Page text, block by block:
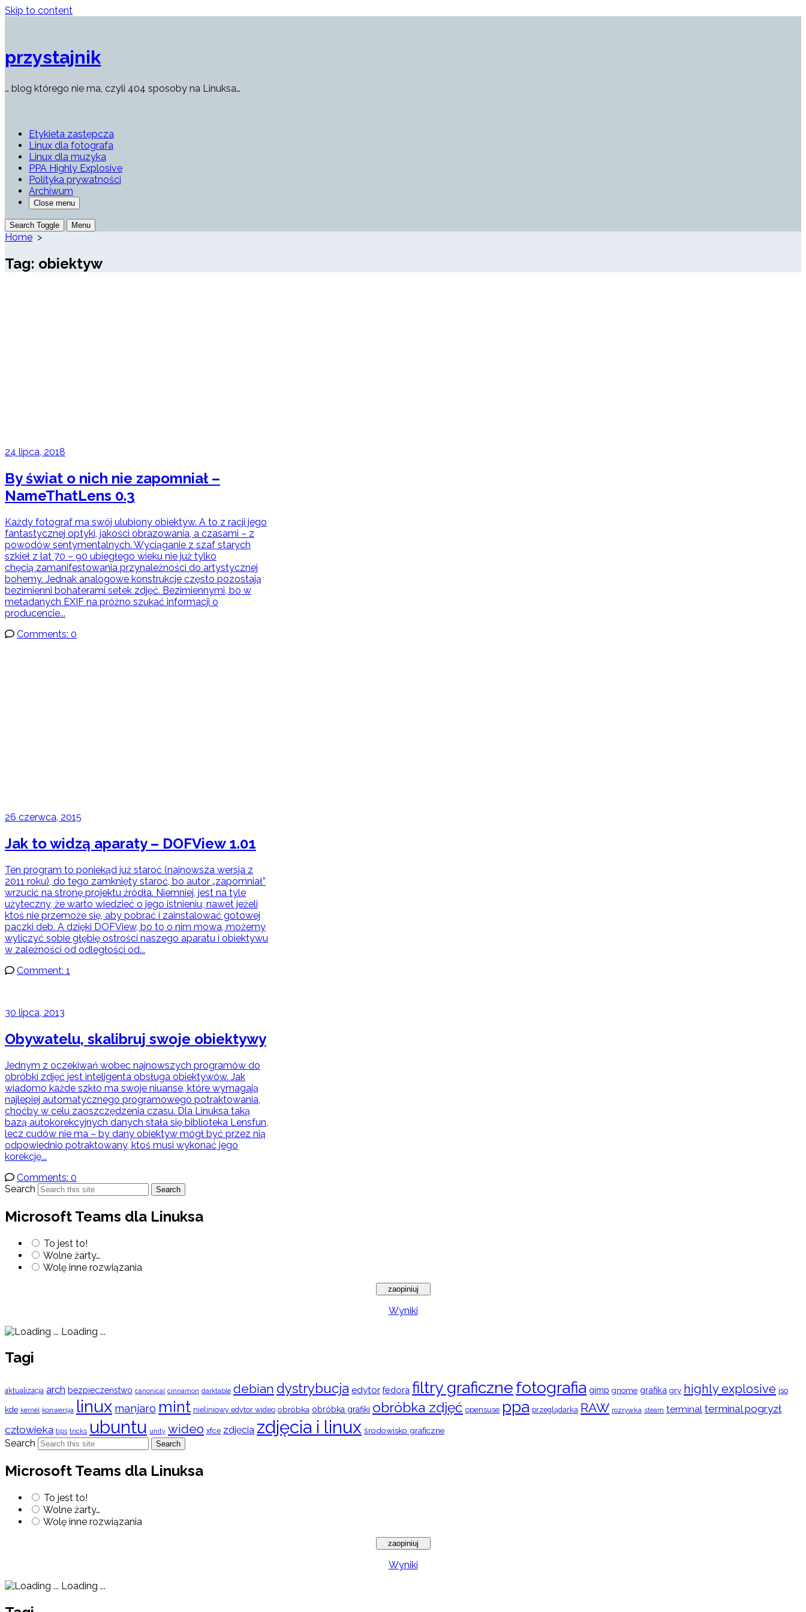
Skip to content
przystajnik
… blog którego nie ma, czyli 404 sposoby na Linuksa…
Etykieta zastępcza
Linux dla fotografa
Linux dla muzyka
PPA Highly Explosive
Polityka prywatności
Archiwum
Close menu
Search Toggle Menu
Home >
Tag: obiektyw
24 lipca, 2018
By świat o nich nie zapomniał –
NameThatLens 0.3
Każdy fotograf ma swój ulubiony obiektyw. A to z racji jego
fantastycznej optyki, jakości obrazowania, a czasami – z
powodów sentymentalnych. Wyciąganie z szaf starych
szkieł z lat 70 – 90 ubiegłego wieku nie już tylko
chęcią zamanifestowania przynależności do artystycznej
bohemy. Jednak analogowe konstrukcje często pozostają
bezimienni bohaterami setek zdjęć. Bezimiennymi, bo w
metadanych EXIF na próżno szukać informacji o
producencie...
Comments: 0
26 czerwca, 2015
Jak to widzą aparaty – DOFView 1.01
Ten program to poniekąd już staroć (najnowsza wersja z
2011 roku), do tego zamknięty staroć, bo autor „zapomniał”
wrzucić na stronę projektu źródła. Niemniej, jest na tyle
użyteczny, że warto wiedzieć o jego istnieniu, nawet jeżeli
ktoś nie przemoże się, aby pobrać i zainstalować gotowej
paczki deb. A dzięki DOFView, bo to o nim mowa, możemy
wyliczyć sobie głębię ostrości naszego aparatu i obiektywu
w zależności od odległości od...
Comment: 1
30 lipca, 2013
Obywatelu, skalibruj swoje obiektywy
Jednym z oczekiwań wobec najnowszych programów do
obróbki zdjęć jest inteligenta obsługa obiektywów. Jak
wiadomo każde szkło ma swoje niuanse, które wymagają
najlepiej automatycznego programowego potraktowania,
choćby w celu zaoszczędzenia czasu. Dla Linuksa taką
bazą autokorekcyjnych danych stała się biblioteka Lensfun,
lecz cudów nie ma – by dany obiektyw mógł być przez nią
odpowiednio potraktowany, ktoś musi wykonać jego
korekcję...
Comments: 0
Search
Search
Microsoft Teams dla Linuksa
To jest to!
Wolne żarty…
Wolę inne rozwiązania
Wyniki
Loading ...
Tagi
aktualizacja arch bezpieczeństwo canonical cinnamon darktable debian dystrybucja edytor fedora filtry graficznefotografia gimp gnome grafika gry highly explosive iso
kde kernel konwersja linux manjaro mint nieliniowy edytor wideo obróbka obróbka grafiki obróbka zdjęć opensuse ppa przeglądarka RAW rozrywka steam terminal terminal pogryzł
człowieka tips tricks ubuntu unity wideo xfce zdjęcia zdjęcia i linux środowisko graficzne
Search Search
Microsoft Teams dla Linuksa
To jest to!
Wolne żarty…
Wolę inne rozwiązania
Wyniki
Loading ...